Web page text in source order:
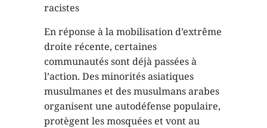
racistes
En réponse à la mobilisation d’extrême
droite récente, certaines
communautés sont déjà passées à
l’action. Des minorités asiatiques
musulmanes et des musulmans arabes
organisent une autodéfense populaire,
protègent les mosquées et vont au